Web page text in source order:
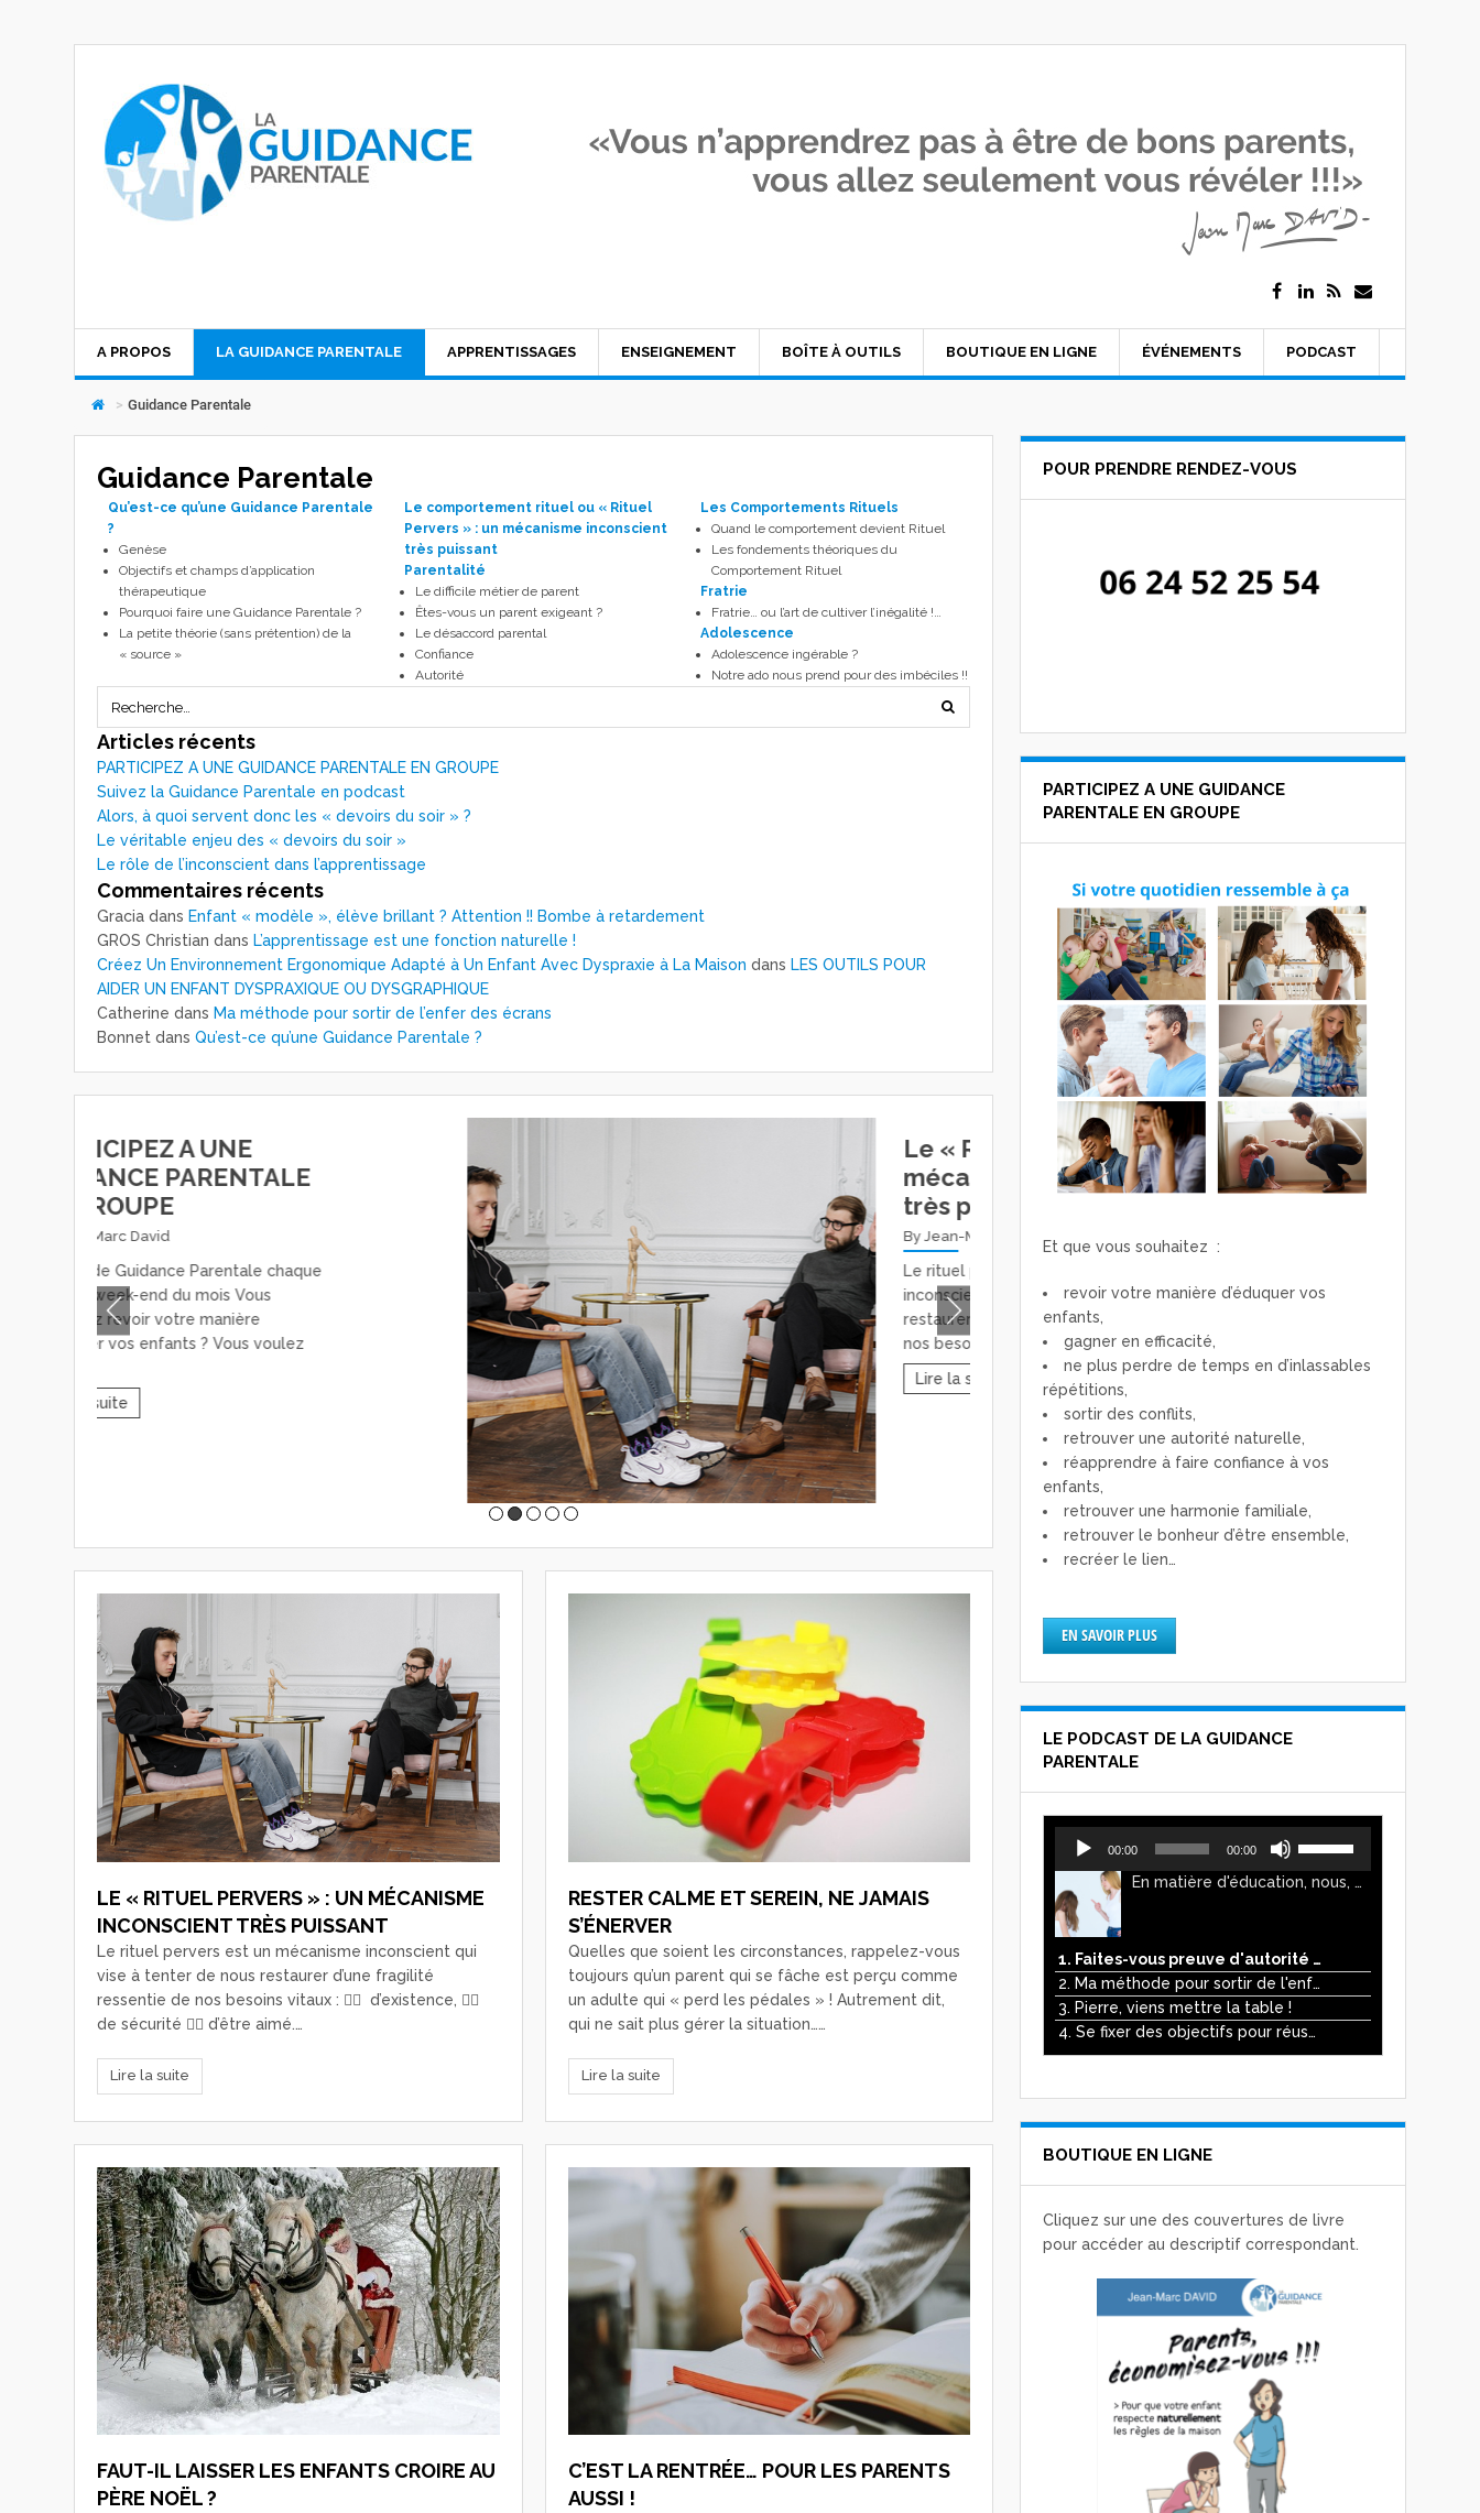
A PROPOS LA GUIDANCE PARENTALE APPRENTISSAGES ENSEIGNEMENT BOÎTE À OUTILS BOUTIQUE EN LIGNE ÉVÉNEMENTS PODCAST
> Guidance Parentale
Guidance Parentale
Qu’est-ce qu’une Guidance Parentale
?
Genèse
Objectifs et champs d’application
thérapeutique
Pourquoi faire une Guidance Parentale ?
La petite théorie (sans prétention) de la
« source »
Le comportement rituel ou « Rituel
Pervers » : un mécanisme inconscient
très puissant
Parentalité
Le difficile métier de parent
Êtes-vous un parent exigeant ?
Le désaccord parental
Confiance
Autorité
Les Comportements Rituels
Quand le comportement devient Rituel
Les fondements théoriques du
Comportement Rituel
Fratrie
Fratrie… ou l’art de cultiver l’inégalité !…
Adolescence
Adolescence ingérable ?
Notre ado nous prend pour des imbéciles !!
Articles récents
PARTICIPEZ A UNE GUIDANCE PARENTALE EN GROUPE
Suivez la Guidance Parentale en podcast
Alors, à quoi servent donc les « devoirs du soir » ?
Le véritable enjeu des « devoirs du soir »
Le rôle de l’inconscient dans l’apprentissage
Commentaires récents
Gracia dans Enfant « modèle », élève brillant ? Attention !! Bombe à retardement
GROS Christian dans L’apprentissage est une fonction naturelle !
Créez Un Environnement Ergonomique Adapté à Un Enfant Avec Dyspraxie à La Maison dans LES OUTILS POUR
AIDER UN ENFANT DYSPRAXIQUE OU DYSGRAPHIQUE
Catherine dans Ma méthode pour sortir de l’enfer des écrans
Bonnet dansQu’est-ce qu’une Guidance Parentale ?
mécanisme inconscient
très puissant
By Jean-Marc David
Le rituel pervers est un mécanisme
inconscient qui vise à tenter de nous
restaurer d’une fragilité ressentie de
nos besoins...
Lire la suite
LE « RITUEL PERVERS » : UN MÉCANISME
INCONSCIENT TRÈS PUISSANT
Le rituel pervers est un mécanisme inconscient qui
vise à tenter de nous restaurer d’une fragilité
ressentie de nos besoins vitaux : 👉🏼 d’existence, 👉🏼
de sécurité 👉🏼 d’être aimé.…
Lire la suite
RESTER CALME ET SEREIN, NE JAMAIS
S’ÉNERVER
Quelles que soient les circonstances, rappelez-vous
toujours qu’un parent qui se fâche est perçu comme
un adulte qui « perd les pédales » ! Autrement dit,
qui ne sait plus gérer la situation……
Lire la suite
FAUT-IL LAISSER LES ENFANTS CROIRE AU
PÈRE NOËL ?
C’EST LA RENTRÉE… POUR LES PARENTS
AUSSI !
POUR PRENDRE RENDEZ-VOUS
PARTICIPEZ A UNE GUIDANCE
PARENTALE EN GROUPE
Et que vous souhaitez :
revoir votre manière d’éduquer vos
enfants,
gagner en efficacité,
ne plus perdre de temps en d’inlassables
répétitions,
sortir des conflits,
retrouver une autorité naturelle,
réapprendre à faire confiance à vos
enfants,
retrouver une harmonie familiale,
retrouver le bonheur d’être ensemble,
recréer le lien…
EN SAVOIR PLUS
LE PODCAST DE LA GUIDANCE
PARENTALE
Lecteur
audio
00:00 00:00
flèches
augmenter
ou
diminuer
le
En matière d'éducation, nous, parents, avons l'impression de faire preuve d'autorité. Mais n'est-ce pas, parfois, plutôt un jeu de pouvoir ? Ce podcast vous permettra d'y voir plus clair !
1. Faites-vous preuve d'autorité ou de pouvoir avec vos enfants ?
2. Ma méthode pour sortir de l'enfer des écrans
3. Pierre, viens mettre la table !
4. Se fixer des objectifs pour réussir
BOUTIQUE EN LIGNE
Cliquez sur une des couvertures de livre
pour accéder au descriptif correspondant.